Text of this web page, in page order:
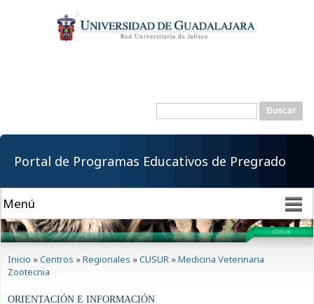
contenido
principal
Formulario de
Buscar
Portal de Programas Educativos de Pregrado
Inicio »Centros »Regionales »CUSUR »Medicina Veterinaria
Zootecnia
ORIENTACIÓN E INFORMACIÓN